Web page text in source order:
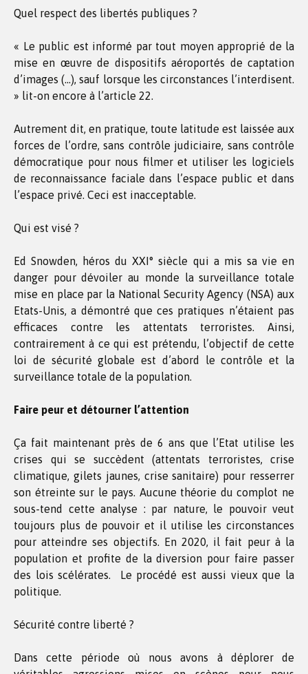
Quel respect des libertés publiques ?
« Le public est informé par tout moyen approprié de la
mise en œuvre de dispositifs aéroportés de captation
d’images (…), sauf lorsque les circonstances l’interdisent.
» lit-on encore à l’article 22.
Autrement dit, en pratique, toute latitude est laissée aux
forces de l’ordre, sans contrôle judiciaire, sans contrôle
démocratique pour nous filmer et utiliser les logiciels
de reconnaissance faciale dans l’espace public et dans
l’espace privé. Ceci est inacceptable.
Qui est visé ?
Ed Snowden, héros du XXI° siècle qui a mis sa vie en
danger pour dévoiler au monde la surveillance totale
mise en place par la National Security Agency (NSA) aux
Etats-Unis, a démontré que ces pratiques n’étaient pas
efficaces contre les attentats terroristes. Ainsi,
contrairement à ce qui est prétendu, l’objectif de cette
loi de sécurité globale est d’abord le contrôle et la
surveillance totale de la population.
Faire peur et détourner l’attention
Ça fait maintenant près de 6 ans que l’Etat utilise les
crises qui se succèdent (attentats terroristes, crise
climatique, gilets jaunes, crise sanitaire) pour resserrer
son étreinte sur le pays. Aucune théorie du complot ne
sous-tend cette analyse : par nature, le pouvoir veut
toujours plus de pouvoir et il utilise les circonstances
pour atteindre ses objectifs. En 2020, il fait peur à la
population et profite de la diversion pour faire passer
des lois scélérates. Le procédé est aussi vieux que la
politique.
Sécurité contre liberté ?
Dans cette période où nous avons à déplorer de